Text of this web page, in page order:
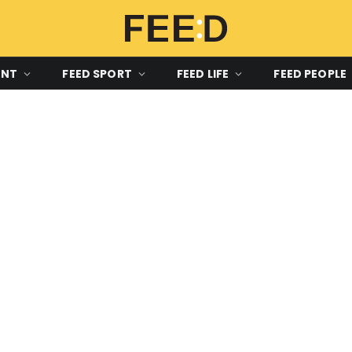
FEED SPORT FEED LIFE FEED PEOPLE